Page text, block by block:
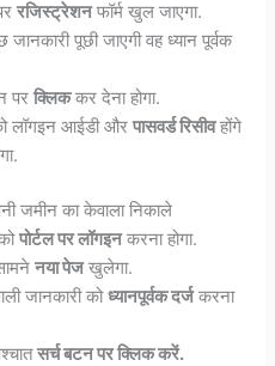
रजिस्ट्रेशनफॉर्म खुल जाएगा.
पूछी जाएगी वह ध्यान पूर्वक
परक्लिककर देना होगा.
लॉगइन आईडी औरपासवर्ड रिसीवहोंगे
जमीन का केवाला निकाले
पोर्टल पर लॉगइनकरना होगा.
नया पेजखुलेगा.
जानकारी कोध्यानपूर्वक दर्जकरना
सर्च बटन पर क्लिक करें.